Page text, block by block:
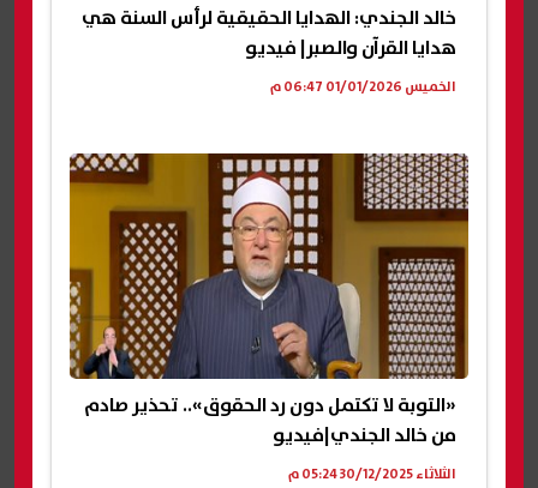
خالد الجندي: الهدايا الحقيقية لرأس السنة هي
هدايا القرآن والصبر| فيديو
الخميس 01/01/2026 06:47 م
«التوبة لا تكتمل دون رد الحقوق».. تحذير صادم
من خالد الجندي|فيديو
الثلاثاء 30/12/2025 05:24 م